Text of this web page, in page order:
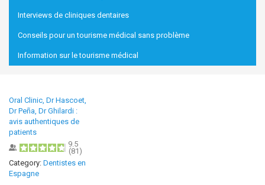
Interviews de cliniques dentaires
Conseils pour un tourisme médical sans problème
Information sur le tourisme médical
Oral Clinic, Dr Hascoet,
Dr Peña, Dr Ghilardi :
avis authentiques de
patients
9.5
(81 )
Category: Dentistes en
Espagne